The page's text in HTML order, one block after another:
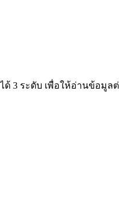
3 ระดับ เพื่อให้อ่านข้อมูล